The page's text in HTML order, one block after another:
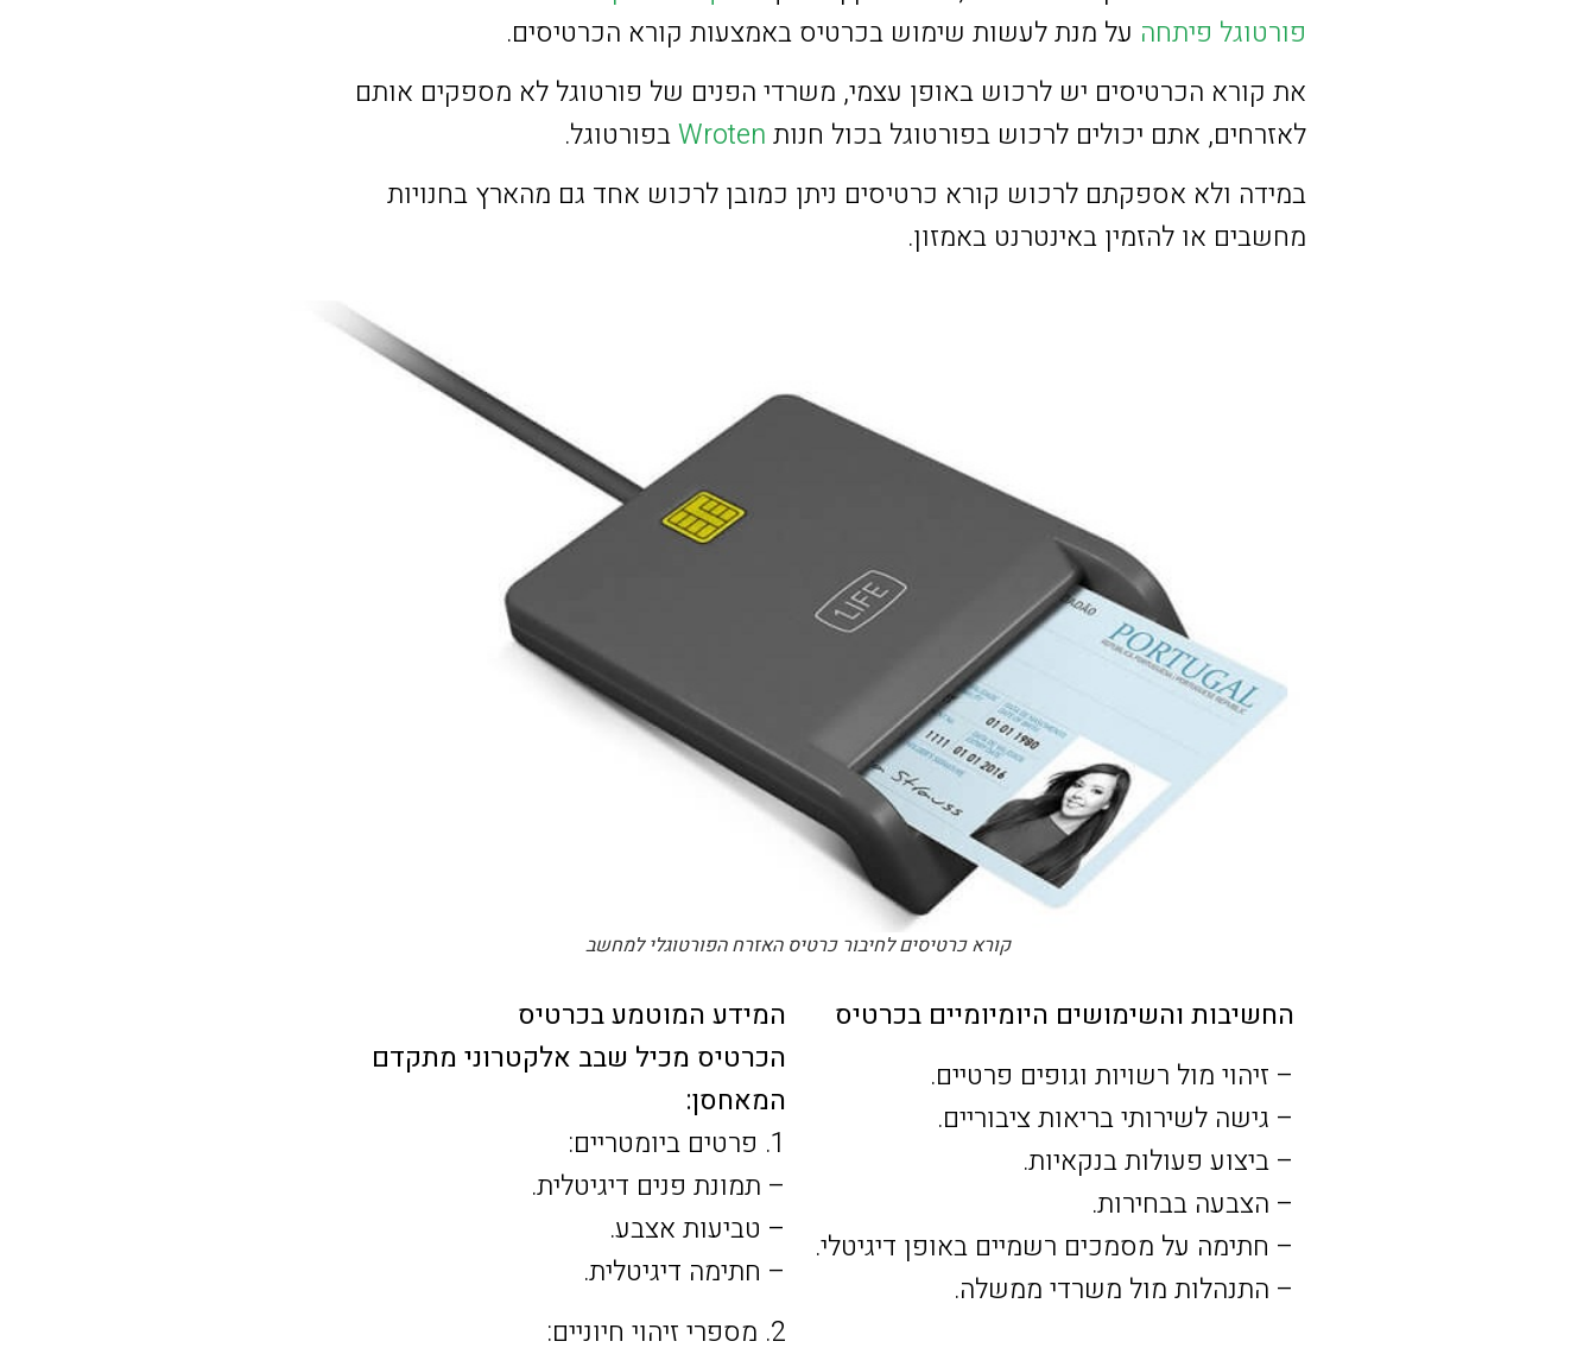
פורטוגל פיתחה על מנת לעשות שימוש בכרטיס באמצעות קורא הכרטיסים.
את קורא הכרטיסים יש לרכוש באופן עצמי, משרדי הפנים של פורטוגל לא מספקים אותם
לאזרחים, אתם יכולים לרכוש בפורטוגל בכול חנות Wrotenבפורטוגל.
במידה ולא אספקתם לרכוש קורא כרטיסים ניתן כמובן לרכוש אחד גם מהארץ בחנויות
מחשבים או להזמין באינטרנט באמזון.
קורא כרטיסים לחיבור כרטיס האזרח הפורטוגלי למחשב
החשיבות והשימושים היומיומיים בכרטיס
– זיהוי מול רשויות וגופים פרטיים.
– גישה לשירותי בריאות ציבוריים.
– ביצוע פעולות בנקאיות.
– הצבעה בבחירות.
– חתימה על מסמכים רשמיים באופן דיגיטלי.
– התנהלות מול משרדי ממשלה.
המידע המוטמע בכרטיס
הכרטיס מכיל שבב אלקטרוני מתקדם
המאחסן:
1. פרטים ביומטריים:
– תמונת פנים דיגיטלית.
– טביעות אצבע.
– חתימה דיגיטלית.
2. מספרי זיהוי חיוניים: